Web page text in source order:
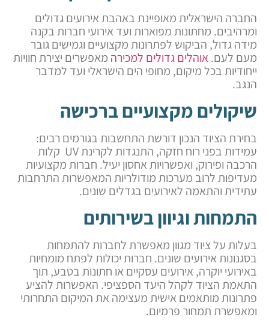
החברה הישראלית מאופיינת באהבת אירועים גדולים
ומרהיבים. מחתונות מפוארות ועד אירועי חברות בקנה
מידה גדול, הביקוש לפתרונות מקצועיים וגמישים גובר
מעם לעם.אוהלים גדולים למכירה מאפשרים יצירת חוויות
ייחודיות בכל מיקום, מחופי הים הישראלי ועד למדבר
הנגב.
שיקולים מקצועיים ברכישה
בחירת הציוד הנכון דורשת התחשבות בגורמים רבים:
עמידות בפני רוח חזקה, התנגדות לקרינת UV קלות
הרכבה ופירוק, ואפשרויות אחסון יעיל. חברות מקצועיות
מעדיפות לרוב מערכות מודולריות המאפשרות התרחבות
עתידית והתאמה לאירועים בגדלים שונים.
התמחות וגיוון בשירותים
בעלות על ציוד מגוון מאפשרת לחברות להתמחות
בסגנונות אירועים שונים. חברות יכולות לפתח מומחיות
באירועי יוקרה, אירועים עסקיים או חתונות בטבע, תוך
התאמת הציוד לקהל היעד הספציפי. האפשרות להציע
פתרונות מותאמים אישית מעצימה את המיקום התחרותי
ומאפשרת תמחור פרמיום.